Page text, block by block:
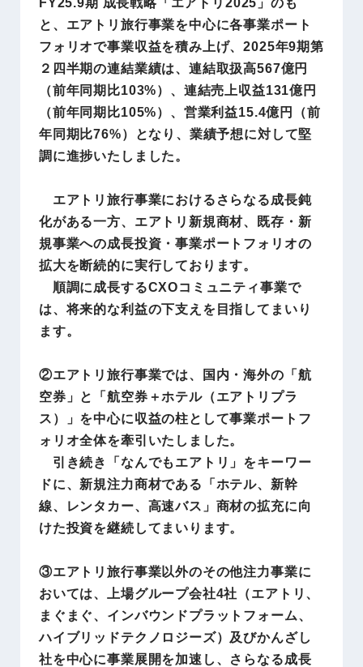
と、エアトリ旅行事業を中心に各事業ポート
フォリオで事業収益を積み上げ、2025年9期第
２四半期の連結業績は、連結取扱高567億円
（前年同期比103%）、連結売上収益131億円
（前年同期比105%）、営業利益15.4億円（前
年同期比76%）となり、業績予想に対して堅
調に進捗いたしました。
エアトリ旅行事業におけるさらなる成長鈍
化がある一方、エアトリ新規商材、既存・新
規事業への成長投資・事業ポートフォリオの
拡大を断続的に実行しております。
順調に成長するCXOコミュニティ事業で
は、将来的な利益の下支えを目指してまいり
ます。
②エアトリ旅行事業では、国内・海外の「航
空券」と「航空券＋ホテル（エアトリプラ
ス）」を中心に収益の柱として事業ポートフ
ォリオ全体を牽引いたしました。
引き続き「なんでもエアトリ」をキーワー
ドに、新規注力商材である「ホテル、新幹
線、レンタカー、高速バス」商材の拡充に向
けた投資を継続してまいります。
③エアトリ旅行事業以外のその他注力事業に
おいては、上場グループ会社4社（エアトリ、
まぐまぐ、インバウンドプラットフォーム、
ハイブリッドテクノロジーズ）及びかんざし
社を中心に事業展開を加速し、さらなる成長